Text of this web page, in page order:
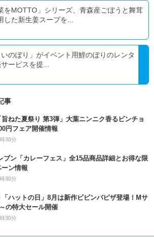
をMOTTO」シリーズ、青森産ごぼうと舞茸
した新生姜スープを...
いのぼり」がイベント用鯉のぼりのレンタ
ービスを提...
事
ねた夏祭り 第3弾」大葉ニンニク香るビンチョ
円フェア開催情報
30分
ブン「カレーフェス」全15品商品詳細とお得な限
ン情報
30分
「ハットの日」8月は新作ビビンバピザ登場！Mサ
の特大セール開催
30分